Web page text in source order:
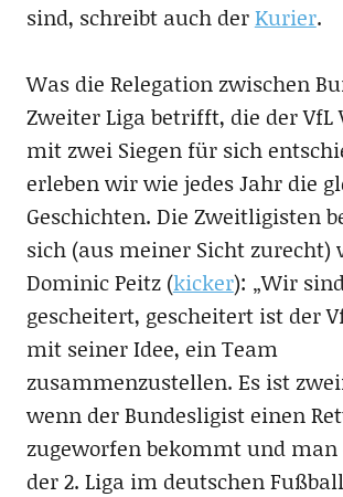
sind, schreibt auch derKurier.
Was die Relegation zwischen
Zweiter Liga betrifft, die der VfL
mit zwei Siegen für sich
erleben wir wie jedes Jahr die
Geschichten. Die Zweitligisten
sich (aus meiner Sicht zurecht)
Dominic Peitz (kicker): „Wir
gescheitert, gescheitert ist der
mit seiner Idee, ein Team
zusammenzustellen. Es ist
wenn der Bundesligist einen
zugeworfen bekommt und
der 2. Liga im deutschen